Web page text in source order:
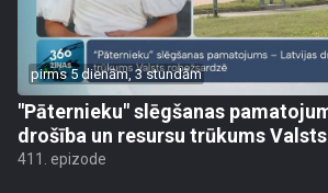
pirms 5 dienām, 3 stundām
"Pāternieku" slēgšanas
drošība un resursu trūkums
411. epizode